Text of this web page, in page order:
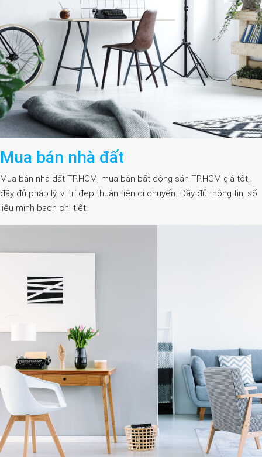
Mua bán nhà đất
Mua bán nhà đất TP.HCM, mua bán bất động sản TP.HCM giá tốt,
đầy đủ pháp lý, vị trí đẹp thuận tiện di chuyển. Đầy đủ thông tin, số
liệu minh bạch chi tiết.